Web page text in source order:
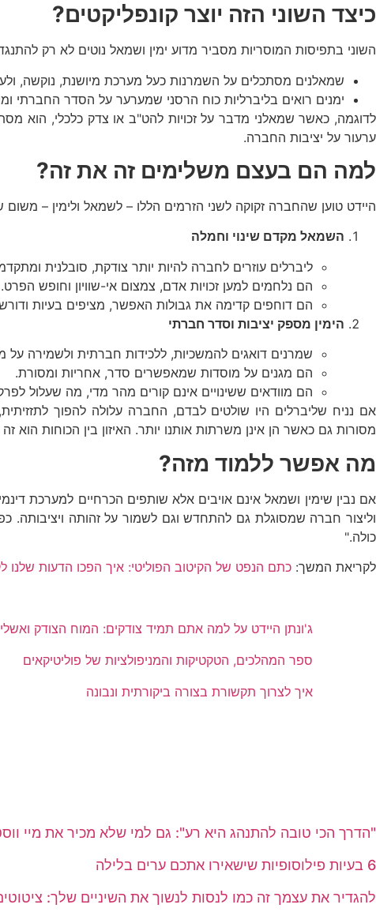
כיצד השוני הזה יוצר קונפליקטים?
השוני בתפיסות המוסריות מסביר מדוע ימין ושמאל נוטים לא רק
שמאלנים מסתכלים על השמרנות כעל מערכת מיושנת, נוקשה,
ימנים רואים בליברליות כוח הרסני שמערער על הסדר החברתי
לדוגמה, כאשר שמאלני מדבר על זכויות להט"ב או צדק כלכלי, הוא
ערעור על יציבות החברה.
למה הם בעצם משלימים זה את זה?
היידט טוען שהחברה זקוקה לשני הזרמים הללו – לשמאל ולימין – משום
השמאל מקדם שינוי וחמלה
ליברלים עוזרים לחברה להיות יותר צודקת, סובלנית
הם נלחמים למען זכויות אדם, צמצום אי-שוויון וחופש הפרט.
הם דוחפים קדימה את גבולות האפשר, מציפים בעיות
הימין מספק יציבות וסדר חברתי
שמרנים דואגים להמשכיות, ללכידות חברתית ולשמירה על
הם מגנים על מוסדות שמאפשרים סדר, אחריות ומסורת.
הם מוודאים ששינויים אינם קורים מהר מדי, מה שעלול
אם נניח שליברלים היו שולטים לבדם, החברה עלולה להפוך
מסורות גם כאשר הן אינן משרתות אותנו יותר. האיזון בין הכוחות
מה אפשר ללמוד מזה?
אם נבין שימין ושמאל אינם אויבים אלא שותפים הכרחיים למערכת
וליצור חברה שמסוגלת גם להתחדש וגם לשמור על זהותה ויציבותה.
כולה."
לקריאת המשך: כתם הנפט של הקיטוב הפוליטי: איך הפכו הדעות שלנו
ג'ונתן היידט על למה אתם תמיד צודקים: המוח הצודק
ספר המהלכים, הטקטיקות והמניפולציות של פוליטיקאים
איך לצרוך תקשורת בצורה ביקורתית ונבונה
"הדרך הכי טובה להתנהג היא רע": גם למי שלא מכיר את מיי
6 בעיות פילוסופיות שישאירו אתכם ערים בלילה
להגדיר את עצמך זה כמו לנסות לנשוך את השיניים שלך: